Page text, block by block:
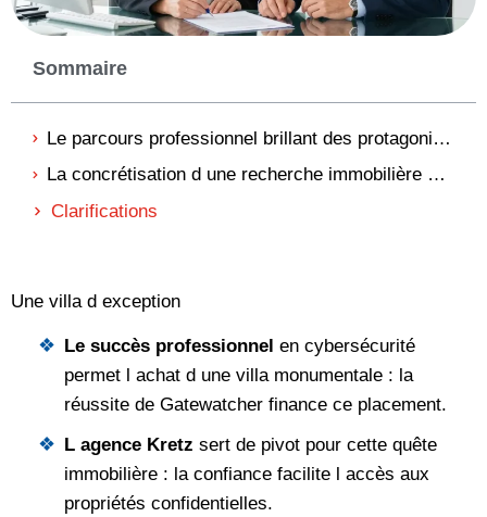
Sommaire
Le parcours professionnel brillant des protagonistes de l emission explique leur succès
La concrétisation d une recherche immobilière d exception au lac de Côme se réalise
Clarifications
Une villa d exception
Le succès professionnel en cybersécurité
permet l achat d une villa monumentale : la
réussite de Gatewatcher finance ce placement.
L agence Kretz sert de pivot pour cette quête
immobilière : la confiance facilite l accès aux
propriétés confidentielles.